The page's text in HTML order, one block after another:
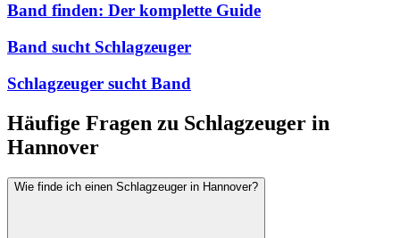
Band finden: Der komplette Guide
Band sucht Schlagzeuger
Schlagzeuger sucht Band
Häufige Fragen zu Schlagzeuger in
Hannover
Wie finde ich einen Schlagzeuger in Hannover?